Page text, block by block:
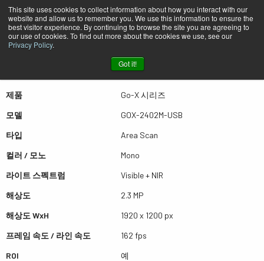
This site uses cookies to collect information about how you interact with our
website and allow us to remember you. We use this information to ensure the
best visitor experience. By continuing to browse the site you are agreeing to
our use of cookies. To find out more about the cookies we use, see our
Privacy Policy.
Got it!
퀵뷰 GOX-2402M-USB
더많은 결과를 보시려면 스크롤하세요
제품
Go-X 시리즈
모델
GOX-2402M-USB
타입
Area Scan
컬러 / 모노
Mono
라이트 스펙트럼
Visible + NIR
해상도
2.3 MP
해상도 WxH
1920 x 1200 px
프레임 속도 / 라인 속도
162 fps
ROI
예